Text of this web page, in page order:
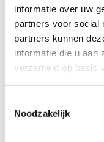
informatie over uw
partners voor social
partners kunnen
informatie die u aan
verzameld op basis
Noodzakelijk